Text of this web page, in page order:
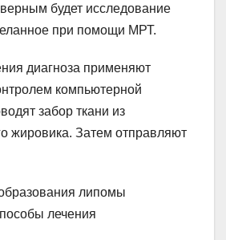
будет исследование
при помощи МРТ.
диагноза применяют
компьютерной
забор ткани из
жировика. Затем отправляют